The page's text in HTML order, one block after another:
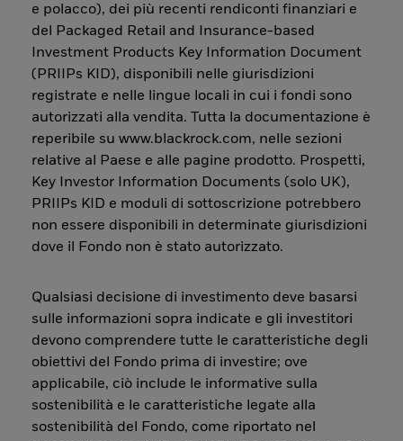
e polacco), dei più recenti rendiconti finanziari e
del Packaged Retail and Insurance-based
Investment Products Key Information Document
(PRIIPs KID), disponibili nelle giurisdizioni
registrate e nelle lingue locali in cui i fondi sono
autorizzati alla vendita. Tutta la documentazione è
reperibile su www.blackrock.com, nelle sezioni
relative al Paese e alle pagine prodotto. Prospetti,
Key Investor Information Documents (solo UK),
PRIIPs KID e moduli di sottoscrizione potrebbero
non essere disponibili in determinate giurisdizioni
dove il Fondo non è stato autorizzato.
Qualsiasi decisione di investimento deve basarsi
sulle informazioni sopra indicate e gli investitori
devono comprendere tutte le caratteristiche degli
obiettivi del Fondo prima di investire; ove
applicabile, ciò include le informative sulla
sostenibilità e le caratteristiche legate alla
sostenibilità del Fondo, come riportato nel